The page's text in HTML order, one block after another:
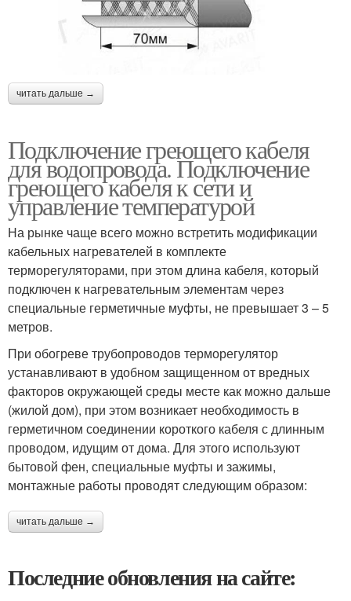
читать дальше →
Подключение греющего кабеля
для водопровода. Подключение
греющего кабеля к сети и
управление температурой
На рынке чаще всего можно встретить модификации
кабельных нагревателей в комплекте
терморегуляторами, при этом длина кабеля, который
подключен к нагревательным элементам через
специальные герметичные муфты, не превышает 3 – 5
метров.
При обогреве трубопроводов терморегулятор
устанавливают в удобном защищенном от вредных
факторов окружающей среды месте как можно дальше
(жилой дом), при этом возникает необходимость в
герметичном соединении короткого кабеля с длинным
проводом, идущим от дома. Для этого используют
бытовой фен, специальные муфты и зажимы,
монтажные работы проводят следующим образом:
читать дальше →
Последние обновления на сайте: